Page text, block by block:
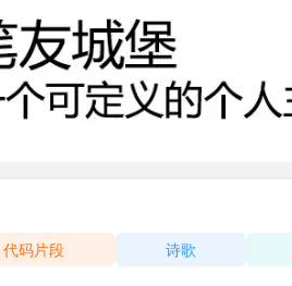
代码片段 诗歌